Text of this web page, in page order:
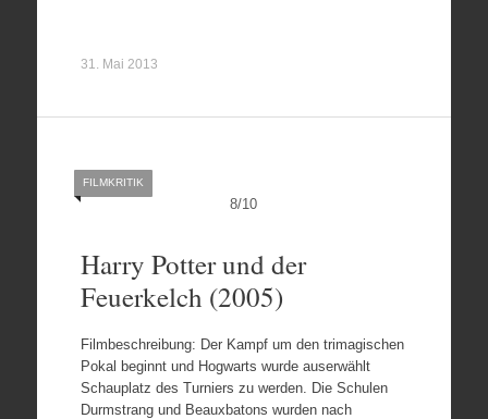
31. Mai 2013
8/10
FILMKRITIK
Harry Potter und der
Feuerkelch (2005)
Filmbeschreibung: Der Kampf um den trimagischen
Pokal beginnt und Hogwarts wurde auserwählt
Schauplatz des Turniers zu werden. Die Schulen
Durmstrang und Beauxbatons wurden nach